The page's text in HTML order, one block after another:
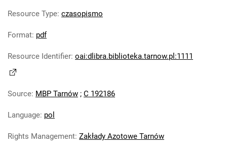
Robotniczego Zakładów Azotowych im.
Feliksa Dzierżyńskiego. 1978
Robotniczego Zakładów Azotowych im.
Robotniczego Zakładów Azotowych im.
Feliksa Dzierżyńskiego. 1980
Robotniczego Zakładów Azotowych im.
Resource Type: czasopismo
Format: pdf
Resource Identifier: oai:dlibra.biblioteka.tarnow.pl:1111
Source: MBP Tarnów ; C 192186
Language: pol
Rights Management: Zakłady Azotowe Tarnów